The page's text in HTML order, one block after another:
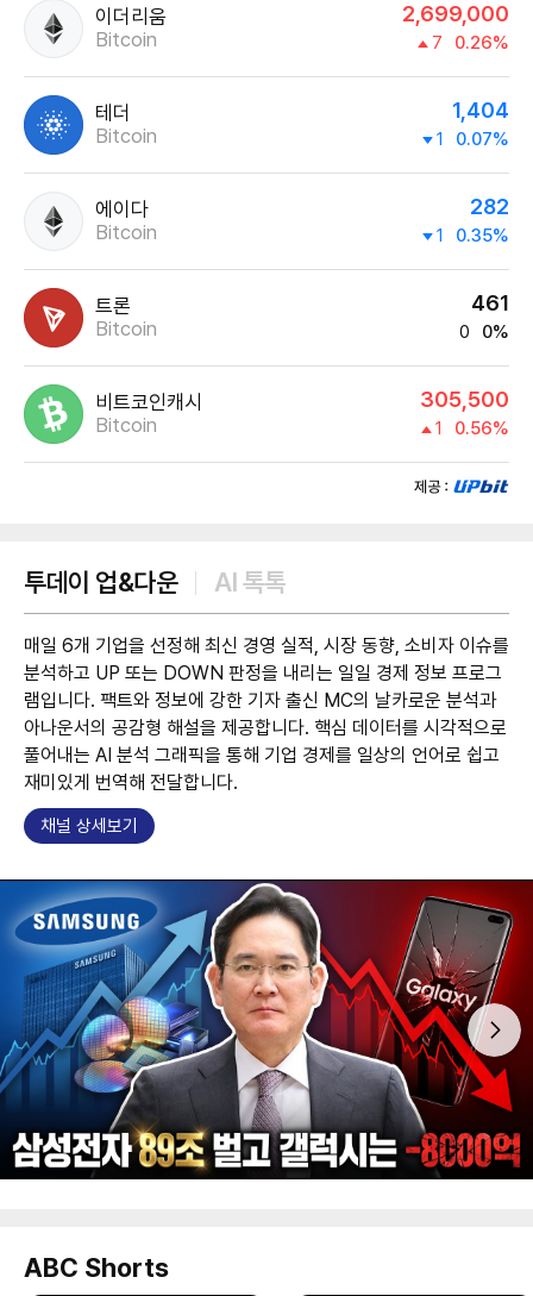
이더리움
Bitcoin
2,699,000
7 0.26%
테더
Bitcoin
1,404
1 0.07%
에이다
Bitcoin
282
1 0.35%
트론
Bitcoin
461
0 0%
비트코인캐시
Bitcoin
305,500
1 0.56%
제공:UPbit
투데이 업&다운 AI 톡톡
매일 6개 기업을 선정해 최신 경영 실적, 시장 동향, 소비자 이슈를
분석하고 UP 또는 DOWN 판정을 내리는 일일 경제 정보 프로그
램입니다. 팩트와 정보에 강한 기자 출신 MC의 날카로운 분석과
아나운서의 공감형 해설을 제공합니다. 핵심 데이터를 시각적으로
풀어내는 AI 분석 그래픽을 통해 기업 경제를 일상의 언어로 쉽고
재미있게 번역해 전달합니다.
채널 상세보기
ABC Shorts